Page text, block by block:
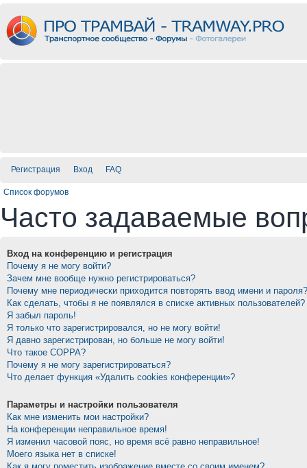
Регистрация Вход FAQ
Список форумов
Часто задаваемые
Вход на конференцию и регистрация
Почему я не могу войти?
Зачем мне вообще нужно регистрироваться?
Почему мне периодически приходится повторять ввод имени и пароля?
Как сделать, чтобы я не появлялся в списке активных пользователей?
Я забыл пароль!
Я только что зарегистрировался, но не могу войти!
Я давно зарегистрирован, но больше не могу войти!
Что такое COPPA?
Почему я не могу зарегистрироваться?
Что делает функция «Удалить cookies конференции»?
Параметры и настройки пользователя
Как мне изменить мои настройки?
На конференции неправильное время!
Я изменил часовой пояс, но время всё равно неправильное!
Моего языка нет в списке!